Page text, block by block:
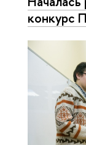
конкурс